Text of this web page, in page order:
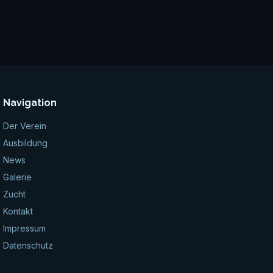
Navigation
Der Verein
Ausbildung
News
Galerie
Zucht
Kontakt
Impressum
Datenschutz